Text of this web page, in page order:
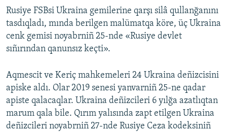
Rusiye FSBsi Ukraina gemilerine qarşı silâ qullanğanını
tasdıqladı, mında berilgen malümatqa köre, üç Ukraina
cenk gemisi noyabrniñ 25-nde «Rusiye devlet
sıñırından qanunsız keçti».
Aqmescit ve Keriç mahkemeleri 24 Ukraina deñizcisini
apiske aldı. Olar 2019 senesi yanvarniñ 25-ne qadar
apiste qalacaqlar. Ukraina deñizcileri 6 yılğa azatlıqtan
marum qala bile. Qırım yalısında zapt etilgen Ukraina
deñizcileri noyabrniñ 27-nde Rusiye Ceza kodeksiniñ